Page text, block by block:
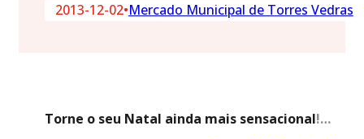
2013-12-02•Mercado Municipal de Torres Vedras
Torne o seu Natal ainda mais sensacional!…